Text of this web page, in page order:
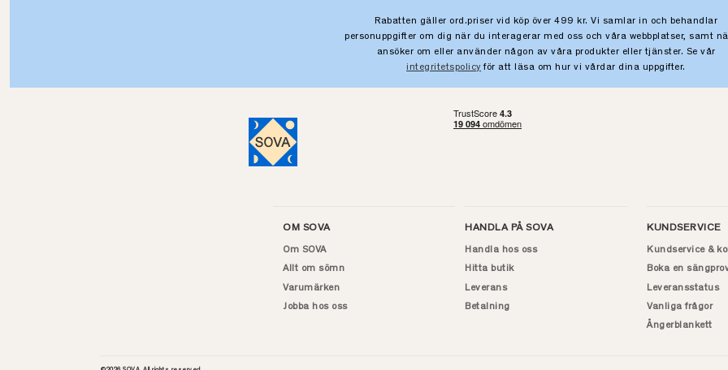
Rabatten gäller ord.priser vid köp över 499 kr. Vi samlar in och behandlar
personuppgifter om dig när du interagerar med oss och våra webbplatser, samt
ansöker om eller använder någon av våra produkter eller tjänster. Se vår
integritetspolicy för att läsa om hur vi vårdar dina uppgifter.
OM SOVA
Om SOVA
Allt om sömn
Varumärken
Jobba hos oss
HANDLA PÅ SOVA
Handla hos oss
Hitta butik
Leverans
Betalning
KUNDSERVICE
Kundservice &
Boka en
Leveransstatus
Vanliga frågor
Ångerblankett